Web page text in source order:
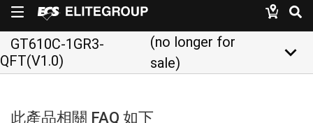
GT610C-1GR3-
QFT(V1.0)
(no longer for
sale)
keyboard_arrow_down
此產品相關 FAQ 如下